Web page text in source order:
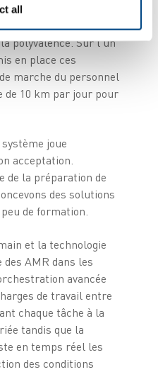
all
Nous constatons
positif sur la
polyvalence. Sur l'un
en place ces
marche du personnel
de 10 km par jour pour
joue
acceptation.
de la préparation de
des solutions
de formation.
et la technologie
AMR dans les
avancée
de travail entre
chaque tâche à la
tandis que la
en temps réel les
des conditions